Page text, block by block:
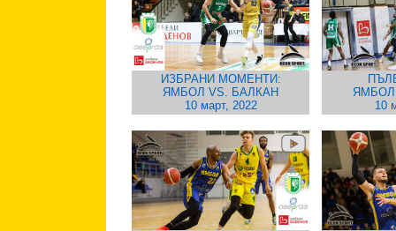
ИЗБРАНИ МОМЕНТИ:
ЯМБОЛ VS. БАЛКАН
10 март, 2022
ЯМБОЛ
10